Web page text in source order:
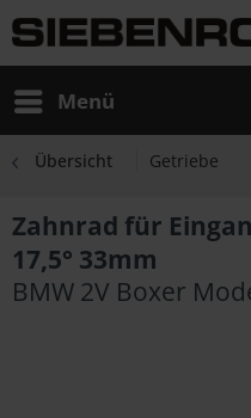
Menü
Übersicht Getriebe
Zahnrad für
17,5° 33mm
BMW 2V Boxer